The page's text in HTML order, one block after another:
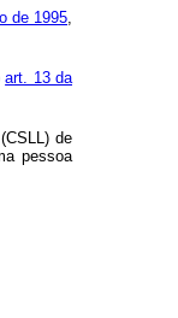
de 1995,
art. 13 da
de
pessoa